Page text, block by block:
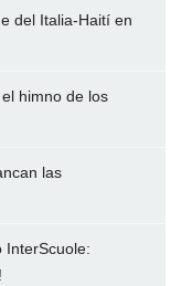
del Italia-Haití en
himno de los
las
InterScuole: